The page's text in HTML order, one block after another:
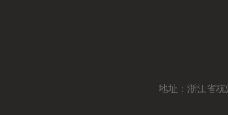
地址：浙江省